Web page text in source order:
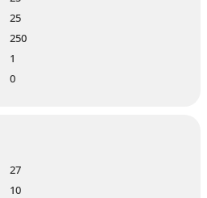
25
250
1
0
27
10